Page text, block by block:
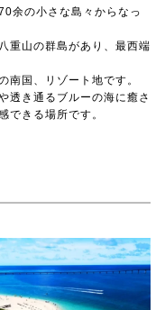
余の小さな島々からなっ
重山の群島があり、最西端
南国、リゾート地です。
透き通るブルーの海に癒さ
できる場所です。